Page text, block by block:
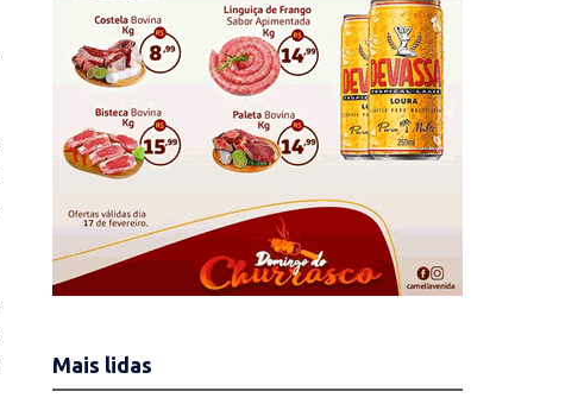
Mais lidas